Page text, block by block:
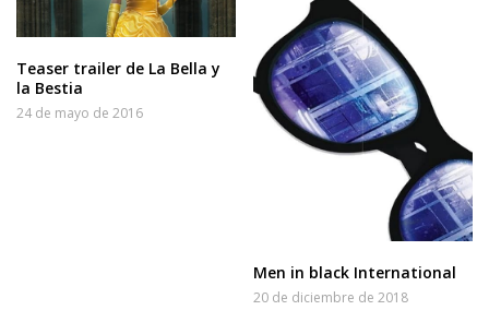
Teaser trailer de La Bella y
la Bestia
24 de mayo de 2016
Men in black International
20 de diciembre de 2018